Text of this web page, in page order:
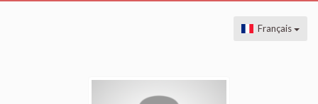
Français